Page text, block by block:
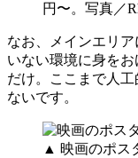
円〜。写真／
なお、メインエリ
いない環境に身を
だけ。ここまで人
ないです。
▲ 映画のポス